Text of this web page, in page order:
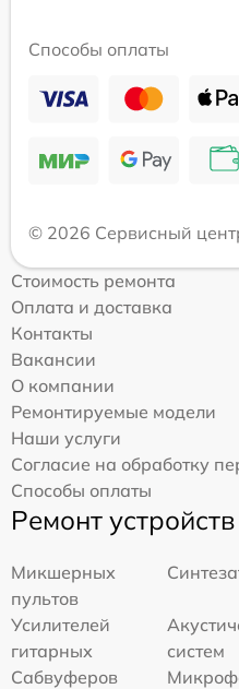
Способы оплаты
© 2026 Сервисный
Стоимость ремонта
Оплата и доставка
Контакты
Вакансии
О компании
Ремонтируемые модели
Наши услуги
Согласие на обработку
Способы оплаты
Ремонт устройств
Микшерных
пультов
Усилителей
гитарных
систем
Сабвуферов